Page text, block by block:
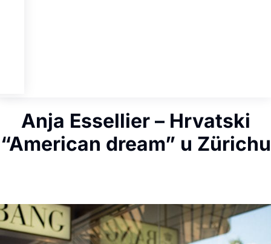
Anja Essellier – Hrvatski
“American dream” u Zürichu